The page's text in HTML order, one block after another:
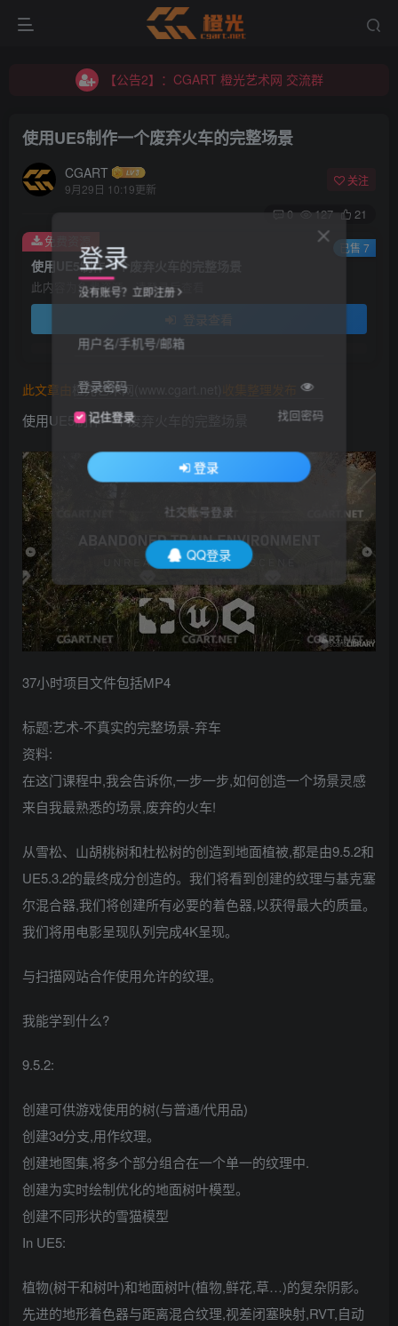
【公告2】：CGART 橙光艺术网 交流群
【公告2】：CGART 橙光艺术网 交流群
使用UE5制作一个废弃火车的完整场景
CGART
9月29日 10:19更新
关注
0 127 21
使用UE5制作一个废弃火车的完整场景
此内容为免费资源，请登录后查看
免费资源 已售 7
此文章由 橙光艺术网(www.cgart.net)
使用UE5制作一个废弃火车的完整场景
37小时项目文件包括MP4
标题:艺术-不真实的完整场景-弃车
资料:
在这门课程中,我会告诉你,一步一步,如何创造一个场景灵感
来自我最熟悉的场景,废弃的火车!
从雪松、山胡桃树和杜松树的创造到地面植被,都是由9.5.2和
UE5.3.2的最终成分创造的。我们将看到创建的纹理与基克塞
尔混合器,我们将创建所有必要的着色器,以获得最大的质量。
我们将用电影呈现队列完成4K呈现。
与扫描网站合作使用允许的纹理。
我能学到什么?
9.5.2:
创建可供游戏使用的树(与普通/代用品)
创建3d分支,用作纹理。
创建地图集,将多个部分组合在一个单一的纹理中.
创建为实时绘制优化的地面树叶模型。
创建不同形状的雪猫模型
In UE5:
植物(树干和树叶)和地面树叶(植物,鲜花,草…)的复杂阴影。
先进的地形着色器与距离混合纹理,视差闭塞映射,RVT,自动
登录
没有账号？立即注册
用户名/手机号/邮箱
登录密码
记住登录 找回密码
登录
社交账号登录
QQ登录